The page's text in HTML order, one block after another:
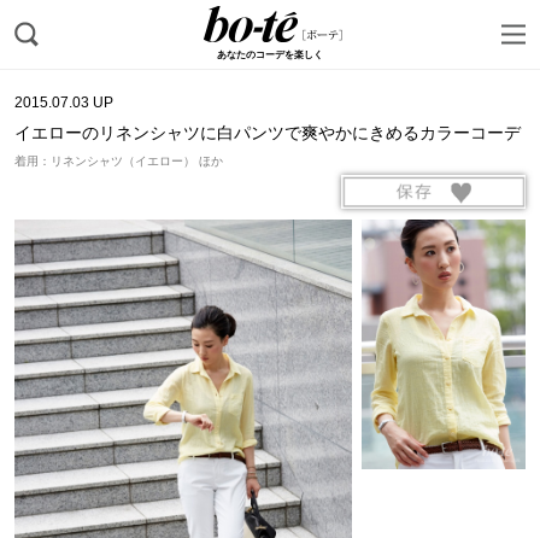
あなたのコーデを楽しく
2015.07.03 UP
イエローのリネンシャツに白パンツで爽やかにきめるカラーコーデ
着用：リネンシャツ（イエロー） ほか